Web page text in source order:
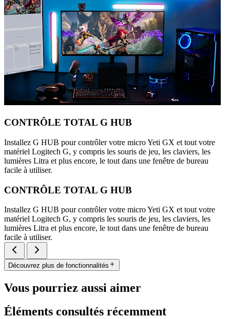
CONTRÔLE TOTAL G HUB
Installez G HUB pour contrôler votre micro Yeti GX et tout votre
matériel Logitech G, y compris les souris de jeu, les claviers, les
lumières Litra et plus encore, le tout dans une fenêtre de bureau
facile à utiliser.
CONTRÔLE TOTAL G HUB
Installez G HUB pour contrôler votre micro Yeti GX et tout votre
matériel Logitech G, y compris les souris de jeu, les claviers, les
lumières Litra et plus encore, le tout dans une fenêtre de bureau
facile à utiliser.
Découvrez plus de fonctionnalités
Vous pourriez aussi aimer
Éléments consultés récemment